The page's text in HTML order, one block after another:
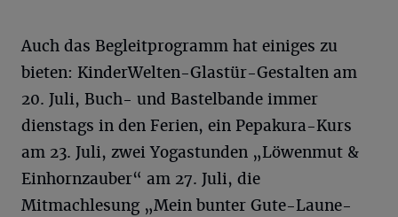
Auch das Begleitprogramm hat einiges zu
bieten: KinderWelten-Glastür-Gestalten am
20. Juli, Buch- und Bastelbande immer
dienstags in den Ferien, ein Pepakura-Kurs
am 23. Juli, zwei Yogastunden „Löwenmut &
Einhornzauber“ am 27. Juli, die
Mitmachlesung „Mein bunter Gute-Laune-